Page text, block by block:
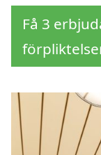
Få 3